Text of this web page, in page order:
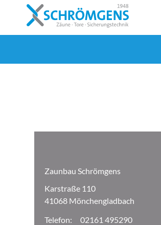
Zaunbau Schrömgens
Karstraße 110
41068 Mönchengladbach
Telefon:
02161 495290